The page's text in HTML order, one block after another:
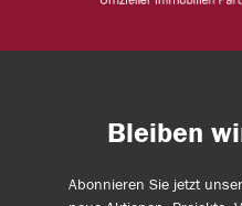
Bleiben
Abonnieren Sie jetzt